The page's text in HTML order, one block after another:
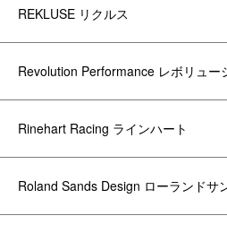
REKLUSE リクルス
Revolution Performance レボリュー
Rinehart Racing ラインハート
Roland Sands Design ローランドサ